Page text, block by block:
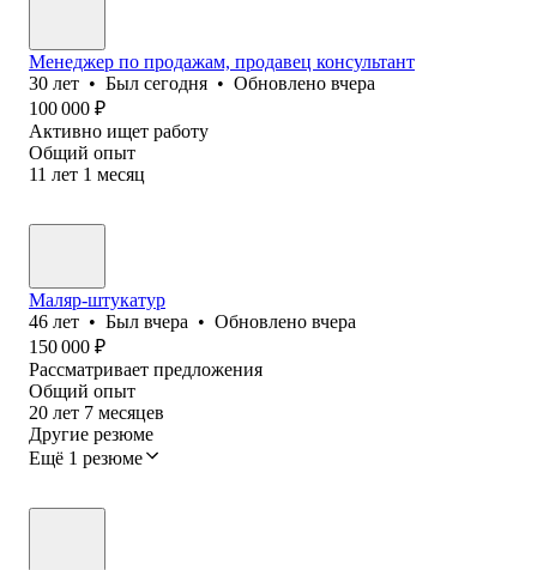
Менеджер по продажам, продавец консультант
30 лет • Был сегодня • Обновлено вчера
100 000 ₽
Активно ищет работу
Общий опыт
11 лет 1 месяц
Маляр-штукатур
46 лет • Был вчера • Обновлено вчера
150 000 ₽
Рассматривает предложения
Общий опыт
20 лет 7 месяцев
Другие резюме
Ещё 1 резюме